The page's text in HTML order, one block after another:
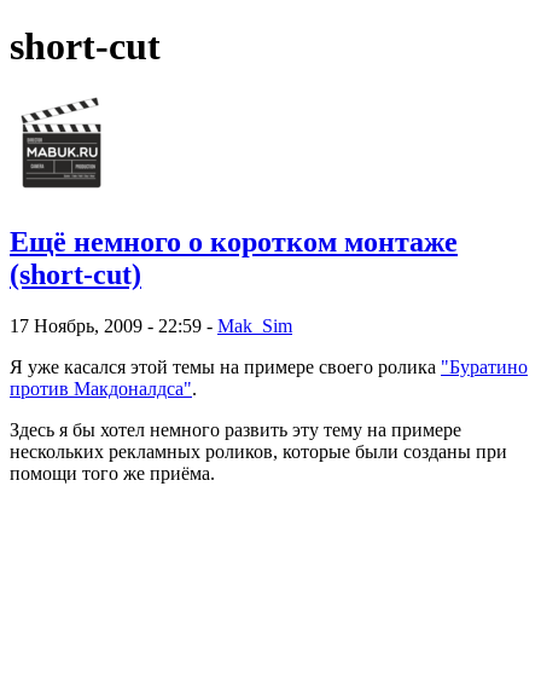
short-cut
Ещё немного о коротком монтаже
(short-cut)
17 Ноябрь, 2009 - 22:59 - Mak_Sim
Я уже касался этой темы на примере своего ролика "Буратино
против Макдоналдса".
Здесь я бы хотел немного развить эту тему на примере
нескольких рекламных роликов, которые были созданы при
помощи того же приёма.